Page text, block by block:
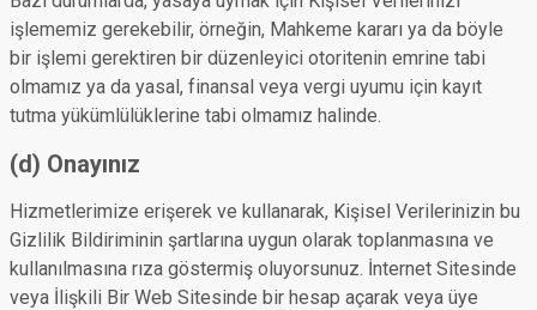
işlememiz gerekebilir, örneğin, Mahkeme kararı ya da böyle
bir işlemi gerektiren bir düzenleyici otoritenin emrine tabi
olmamız ya da yasal, finansal veya vergi uyumu için kayıt
tutma yükümlülüklerine tabi olmamız halinde.
(d) Onayınız
Hizmetlerimize erişerek ve kullanarak, Kişisel Verilerinizin bu
Gizlilik Bildiriminin şartlarına uygun olarak toplanmasına ve
kullanılmasına rıza göstermiş oluyorsunuz. İnternet Sitesinde
veya İlişkili Bir Web Sitesinde bir hesap açarak veya üye